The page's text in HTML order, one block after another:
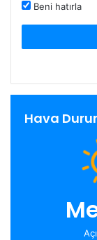
Beni hatırla
Hava